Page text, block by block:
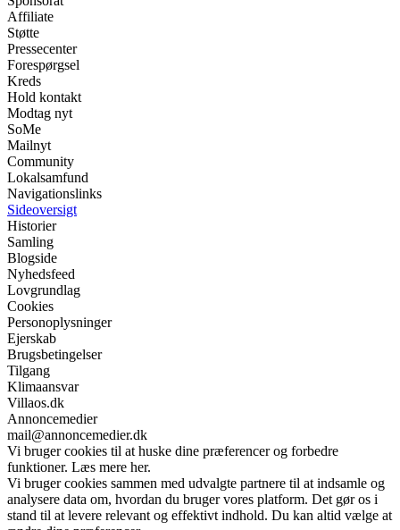
Affiliate
Støtte
Pressecenter
Forespørgsel
Kreds
Hold kontakt
Modtag nyt
SoMe
Mailnyt
Community
Lokalsamfund
Navigationslinks
Sideoversigt
Historier
Samling
Blogside
Nyhedsfeed
Lovgrundlag
Cookies
Personoplysninger
Ejerskab
Brugsbetingelser
Tilgang
Klimaansvar
Villaos.dk
Annoncemedier
mail@annoncemedier.dk
Vi bruger cookies til at huske dine præferencer og forbedre
funktioner. Læs mere her.
Vi bruger cookies sammen med udvalgte partnere til at indsamle og
analysere data om, hvordan du bruger vores platform. Det gør os i
stand til at levere relevant og effektivt indhold. Du kan altid vælge at